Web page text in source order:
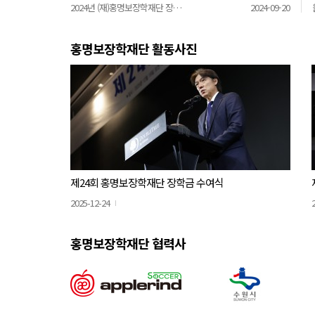
2024년 (재)홍명보장학재단 장…
2024-09-20
홍명보장학재단 활동사진
제24회 홍명보장학재단 장학금 수여식
2025-12-24
홍명보장학재단 협력사